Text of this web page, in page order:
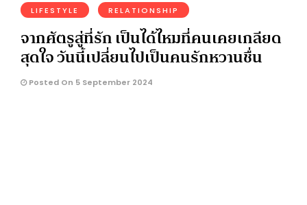
LIFESTYLE RELATIONSHIP
จากศัตรูสู่ที่รัก เป็นได้ไหมที่คนเคยเกลียด
สุดใจ วันนี้เปลี่ยนไปเป็นคนรักหวานชื่น
Posted On 5 September 2024